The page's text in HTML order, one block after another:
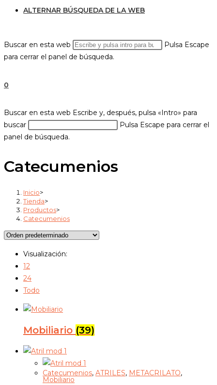
ALTERNAR BÚSQUEDA DE LA WEB
Buscar en esta web
Pulsa Escape
para cerrar el panel de búsqueda.
0
Buscar en esta web Escribe y, después, pulsa «Intro» para
buscar
Pulsa Escape para cerrar el
panel de búsqueda.
Catecumenios
Inicio>
Tienda>
Productos>
Catecumenios
Visualización:
12
24
Todo
Mobiliario (39)
Catecumenios, ATRILES, METACRILATO,
Mobiliario